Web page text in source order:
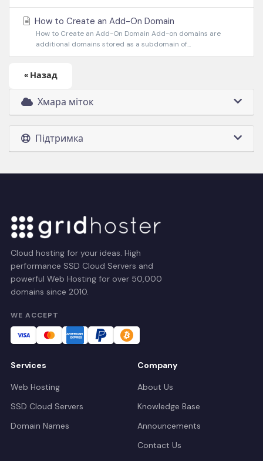
How to Create an Add-On Domain
How to Create an Add-On Domain Add-on domains are
additional domains stored as a subdomain of...
« Назад
Хмара міток
Підтримка
Cloud hosting for your ideas. High
performance SSD Cloud Servers and
powerful Web Hosting for over 50,000
domains since 2010.
WE ACCEPT
Services
Web Hosting
SSD Cloud Servers
Domain Names
Company
About Us
Knowledge Base
Announcements
Contact Us